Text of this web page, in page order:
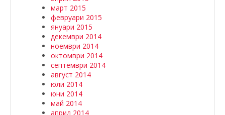
март 2015
февруари 2015
януари 2015
декември 2014
ноември 2014
октомври 2014
септември 2014
август 2014
юли 2014
юни 2014
май 2014
април 2014